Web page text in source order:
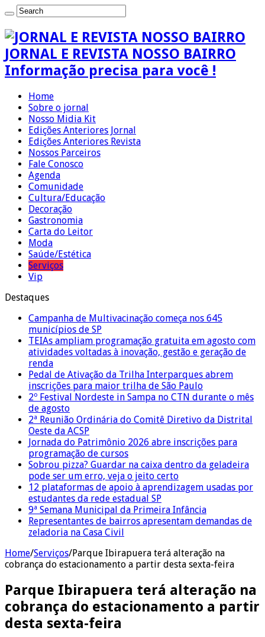
JORNAL E REVISTA NOSSO BAIRRO
Informação precisa para você !
Home
Sobre o jornal
Nosso Midia Kit
Edições Anteriores Jornal
Edições Anteriores Revista
Nossos Parceiros
Fale Conosco
Agenda
Comunidade
Cultura/Educação
Decoração
Gastronomia
Carta do Leitor
Moda
Saúde/Estética
Serviços
Vip
Destaques
Campanha de Multivacinação começa nos 645
municípios de SP
TEIAs ampliam programação gratuita em agosto com
atividades voltadas à inovação, gestão e geração de
renda
Pedal de Ativação da Trilha Interparques abrem
inscrições para maior trilha de São Paulo
2º Festival Nordeste in Sampa no CTN durante o mês
de agosto
2ª Reunião Ordinária do Comitê Diretivo da Distrital
Oeste da ACSP
Jornada do Patrimônio 2026 abre inscrições para
programação de cursos
Sobrou pizza? Guardar na caixa dentro da geladeira
pode ser um erro, veja o jeito certo
12 plataformas de apoio à aprendizagem usadas por
estudantes da rede estadual SP
9ª Semana Municipal da Primeira Infância
Representantes de bairros apresentam demandas de
zeladoria na Casa Civil
Home/Serviços/Parque Ibirapuera terá alteração na
cobrança do estacionamento a partir desta sexta-feira
Parque Ibirapuera terá alteração na
cobrança do estacionamento a partir
desta sexta-feira